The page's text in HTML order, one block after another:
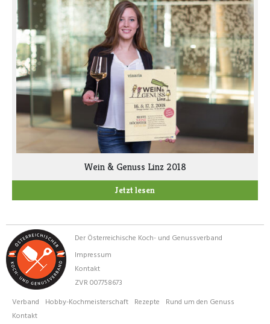
Wein & Genuss Linz 2018
Jetzt lesen
Der Österreichische Koch- und Genussverband
Impressum
Kontakt
ZVR 007758673
Verband
Hobby-Kochmeisterschaft Rezepte
Rund um den Genuss
Kontakt